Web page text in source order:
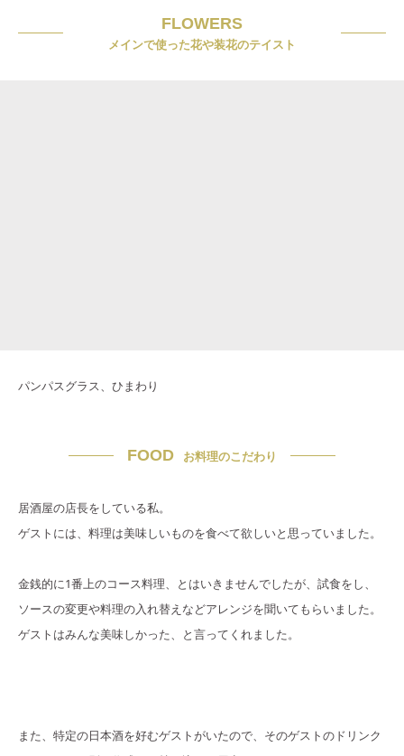
FLOWERS
メインで使った花や装花のテイスト
パンパスグラス、ひまわり
FOOD お料理のこだわり
居酒屋の店長をしている私。
ゲストには、料理は美味しいものを食べて欲しいと思っていました。
金銭的に1番上のコース料理、とはいきませんでしたが、試食をし、
ソースの変更や料理の入れ替えなどアレンジを聞いてもらいました。
ゲストはみんな美味しかった、と言ってくれました。
また、特定の日本酒を好むゲストがいたので、そのゲストのドリンク